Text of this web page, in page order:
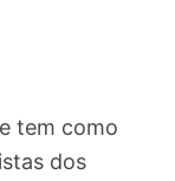
tem como
dos